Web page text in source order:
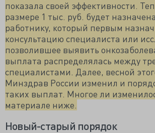
показала своей эффективности.
размере 1 тыс. руб. будет
работнику, который первым
консультацию специалиста или
позволившее выявить
выплата распределялась между
специалистами. Далее, весной
Минздрав России изменил и
таких выплат. Многое ли
материале ниже.
Новый-старый порядок